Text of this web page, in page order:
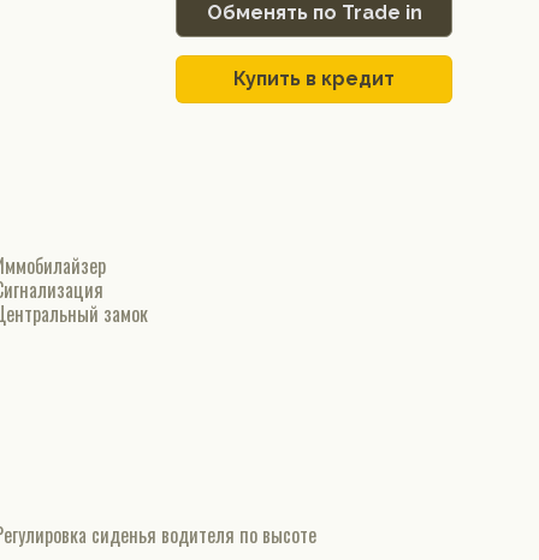
Обменять по Trade in
Купить в кредит
замок
сиденья водителя по высоте